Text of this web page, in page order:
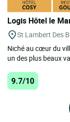
Logis Hôtel le
St Lambert Des
Niché au cœur du
un des plus beaux
9.7/10